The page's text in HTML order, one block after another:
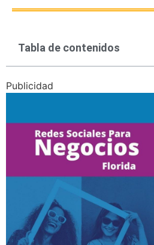
Tabla de contenidos
Publicidad